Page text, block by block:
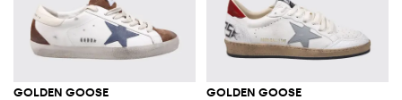
GOLDEN GOOSE GOLDEN GOOSE